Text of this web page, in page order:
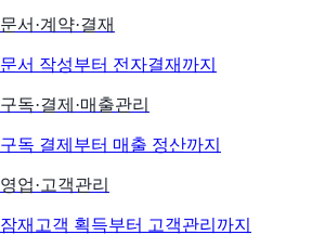
문서·계약·결재
문서 작성부터 전자결재까지
구독·결제·매출관리
구독 결제부터 매출 정산까지
영업·고객관리
잠재고객 획득부터 고객관리까지